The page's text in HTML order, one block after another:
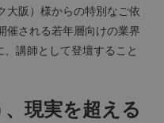
大阪）様からの特別なご依
催される若年層向けの業界
講師として登壇すること
現実を超える